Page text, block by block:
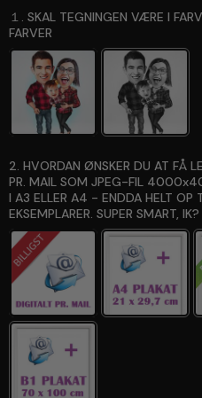
１. SKAL TEGNINGEN VÆRE I
FARVER
2. HVORDAN ØNSKER DU AT FÅ
PR. MAIL SOM JPEG-FIL
I A3 ELLER A4 - ENDDA HELT
EKSEMPLARER. SUPER SMART, IK?